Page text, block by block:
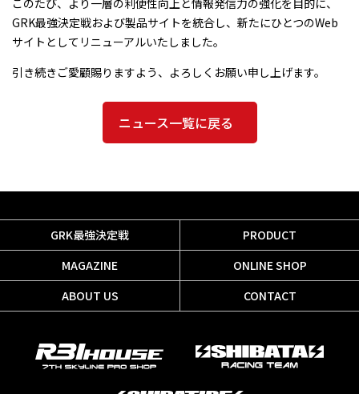
このたび、より一層の利便性向上と情報発信力の強化を目的に、
GRK最強決定戦および製品サイトを統合し、新たにひとつのWeb
サイトとしてリニューアルいたしました。
引き続きご愛顧賜りますよう、よろしくお願い申し上げます。
ニュース一覧に戻る
GRK最強決定戦
PRODUCT
MAGAZINE
ONLINE SHOP
ABOUT US
CONTACT